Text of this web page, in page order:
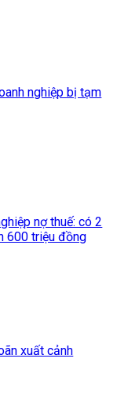
nghiệp bị tạm
nợ thuế: có 2
600 triệu đồng
xuất cảnh